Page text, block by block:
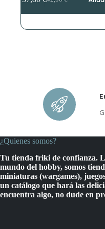
El
precio
era:
El
precio
es:
¿Quienes somos?
Tu tienda friki de confianza.
mundo del hobby, somos
miniaturas (wargames),
un catálogo que hará las
encuentra algo, no dude en